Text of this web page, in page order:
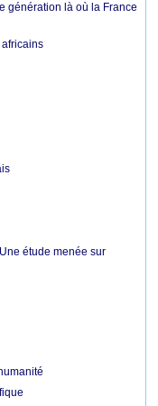
génération là où la France
étude menée sur